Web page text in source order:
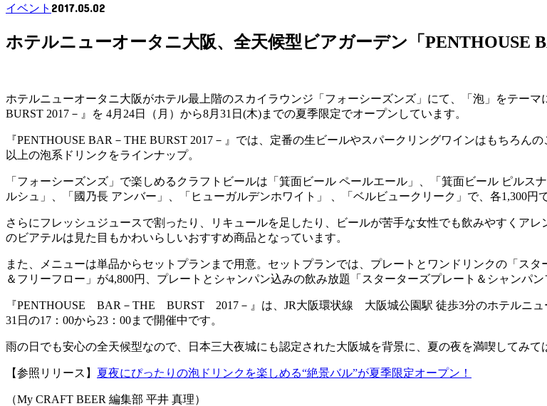
イベント 2017.05.02
ホテルニューオータニ大阪、全天候型ビアガーデン「PENTHOUSE
ホテルニューオータニ大阪がホテル最上階のスカイラウンジ「フォーシーズンズ」にて、「泡」をテー
BURST 2017－』を 4月24日（月）から8月31日(木)までの夏季限定でオープンしています。
『PENTHOUSE BAR－THE BURST 2017－』では、定番の生ビールやスパークリングワインはもちろ
以上の泡系ドリンクをラインナップ。
「フォーシーズンズ」で楽しめるクラフトビールは「箕面ビール ペールエール」、「箕面ビール ピル
ルシュ」、「國乃長 アンバー」、「ヒューガルデンホワイト」 、「ベルビュークリーク」で、各1,300円で
さらにフレッシュジュースで割ったり、リキュールを足したり、ビールが苦手な女性でも飲みやすくア
のビアテルは見た目もかわいらしいおすすめ商品となっています。
また、メニューは単品からセットプランまで用意。セットプランでは、プレートとワンドリンクの「ス
＆フリーフロー」が4,800円、プレートとシャンパン込みの飲み放題「スターターズプレート＆シャンパン
『PENTHOUSE BAR－THE BURST 2017－』は、JR大阪環状線 大阪城公園駅 徒歩3分のホテルニ
31日の17：00から23：00まで開催中です。
雨の日でも安心の全天候型なので、日本三大夜城にも認定された大阪城を背景に、夏の夜を満喫してみて
【参照リリース】 夏夜にぴったりの泡ドリンクを楽しめる“絶景バル”が夏季限定オープン！
（My CRAFT BEER 編集部 平井 真理）